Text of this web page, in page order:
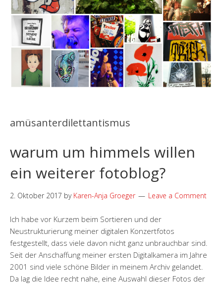
amüsanterdilettantismus
warum um himmels willen
ein weiterer fotoblog?
2. Oktober 2017 by Karen-Anja Groeger Leave a Comment
Ich habe vor Kurzem beim Sortieren und der
Neustrukturierung meiner digitalen Konzertfotos
festgestellt, dass viele davon nicht ganz unbrauchbar sind.
Seit der Anschaffung meiner ersten Digitalkamera im Jahre
2001 sind viele schöne Bilder in meinem Archiv gelandet.
Da lag die Idee recht nahe, eine Auswahl dieser Fotos der